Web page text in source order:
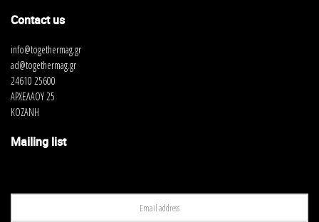
Contact us
info@togethermag.gr
ad@togethermag.gr
24610 25600
ΑΡΧΕΛΑΟΥ 25
ΚΟΖΑΝΗ
Mailing list